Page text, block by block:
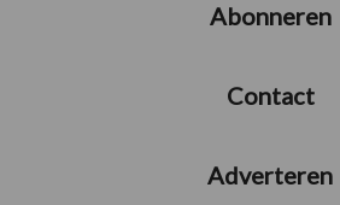
Abonneren
Contact
Adverteren